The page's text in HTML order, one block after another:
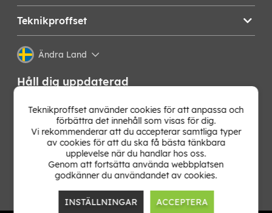
Teknikproffset
Ändra Land
Håll dig uppdaterad
Få de senaste nyheterna, hetaste erbjudandena och
bästa tipsen från oss direkt i din mejlkorg. Signa upp på
vårt nyhetsbrev!
Teknikproffset använder cookies för att anpassa och
förbättra det innehåll som visas för dig.
Vi rekommenderar att du accepterar samtliga typer
av cookies för att du ska få bästa tänkbara
upplevelse när du handlar hos oss.
Genom att fortsätta använda webbplatsen
godkänner du användandet av cookies.
INSTÄLLNINGAR ACCEPTERA